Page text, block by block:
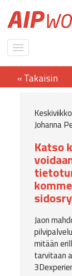
Johanna
Katso
Jaon
mitään
tarvitaan